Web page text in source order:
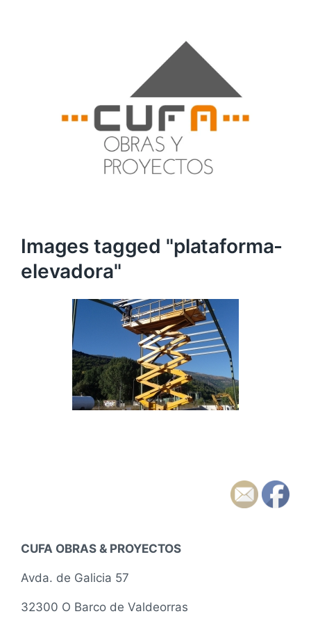
Images tagged "plataforma-
elevadora"
CUFA OBRAS & PROYECTOS
Avda. de Galicia 57
32300 O Barco de Valdeorras